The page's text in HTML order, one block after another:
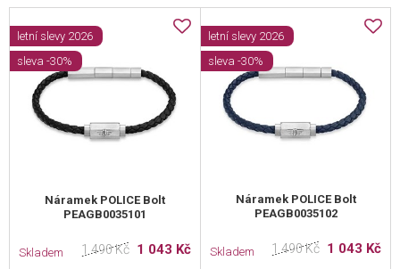
Náramek POLICE Bolt
PEAGB0035101
letní slevy 2026
sleva -30%
Skladem 1 490 Kč 1 043 Kč
Náramek POLICE Bolt
PEAGB0035102
letní slevy 2026
sleva -30%
Skladem 1 490 Kč 1 043 Kč